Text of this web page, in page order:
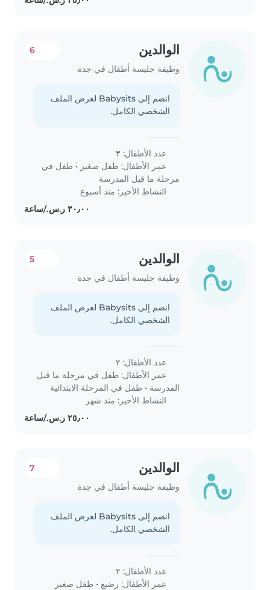
الوالدين
وظيفة جليسة أطفال في جدة
6
انضم إلى Babysits لعرض الملف
الشخصي الكامل.
عدد الأطفال: ٣
عمر الأطفال: طفل صغير • طفل في
مرحلة ما قبل المدرسة
النشاط الأخير: منذ أسبوع
الوالدين
وظيفة جليسة أطفال في جدة
5
انضم إلى Babysits لعرض الملف
الشخصي الكامل.
عدد الأطفال: ٢
عمر الأطفال: طفل في مرحلة ما قبل
المدرسة • طفل في المرحلة الابتدائية
النشاط الأخير: منذ شهر
الوالدين
وظيفة جليسة أطفال في جدة
7
انضم إلى Babysits لعرض الملف
الشخصي الكامل.
عدد الأطفال: ٢
عمر الأطفال: رضيع • طفل صغير